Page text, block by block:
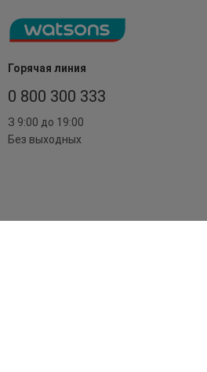
Горячая линия
0 800 300 333
З 9:00 до 19:00
Без выходных